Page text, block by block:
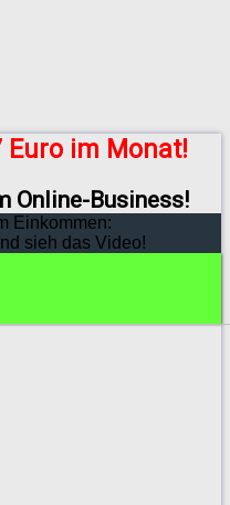
Euro im Monat!
Online-Business!
Einkommen:
sieh das Video!